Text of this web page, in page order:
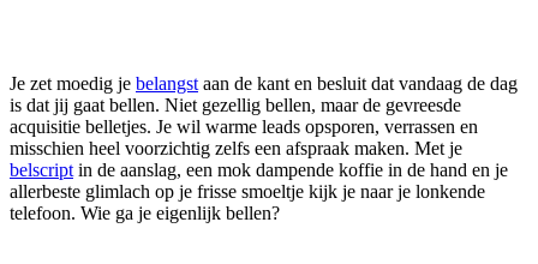
Je zet moedig je belangst aan de kant en besluit dat vandaag de dag
is dat jij gaat bellen. Niet gezellig bellen, maar de gevreesde
acquisitie belletjes. Je wil warme leads opsporen, verrassen en
misschien heel voorzichtig zelfs een afspraak maken. Met je
belscript in de aanslag, een mok dampende koffie in de hand en je
allerbeste glimlach op je frisse smoeltje kijk je naar je lonkende
telefoon. Wie ga je eigenlijk bellen?